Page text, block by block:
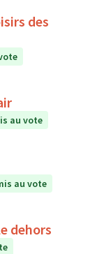
des
au vote
au vote
dehors